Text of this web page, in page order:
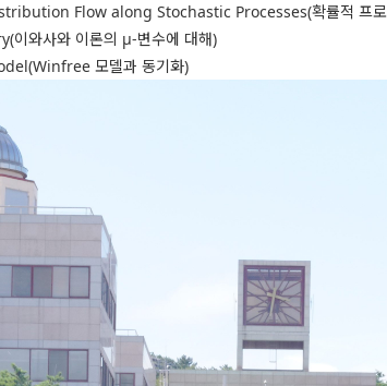
Flow along Stochastic Processes(확률적 프로
와사와 이론의 μ-변수에 대해)
모델과 동기화)